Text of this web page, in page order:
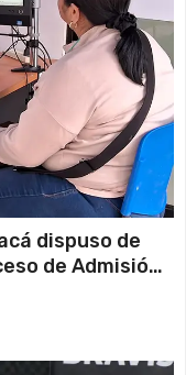
dispuso de
de Admisión